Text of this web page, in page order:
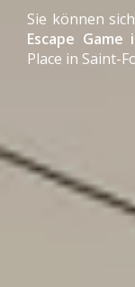
Sie können
Escape Game
Place in Saint-